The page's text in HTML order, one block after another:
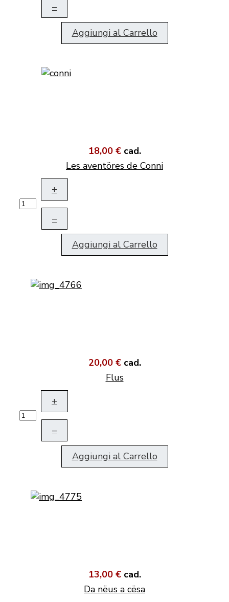
–
Aggiungi al Carrello
18,00 € cad.
Les aventöres de Conni
+
–
Aggiungi al Carrello
20,00 € cad.
Flus
+
–
Aggiungi al Carrello
13,00 € cad.
Da nëus a cësa